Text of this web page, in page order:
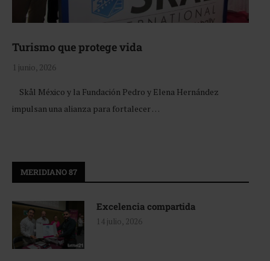
Turismo que protege vida
1 junio, 2026
Skål México y la Fundación Pedro y Elena Hernández
impulsan una alianza para fortalecer …
MERIDIANO 87
Excelencia compartida
14 julio, 2026